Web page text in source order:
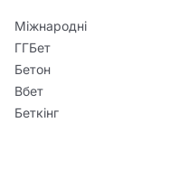
Міжнародні
ГГБет
Бетон
Вбет
Беткінг